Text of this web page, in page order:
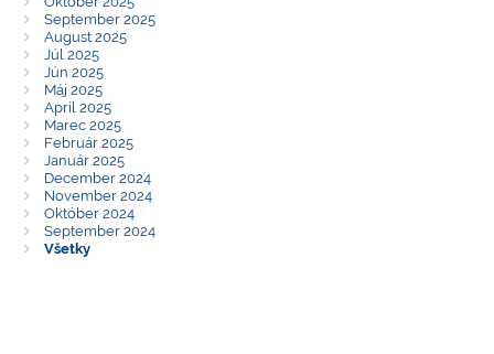
September 2025
August 2025
Júl 2025
Jún 2025
Máj 2025
Apríl 2025
Marec 2025
Február 2025
Január 2025
December 2024
November 2024
Október 2024
September 2024
Všetky